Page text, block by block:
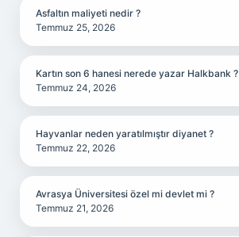
Asfaltın maliyeti nedir ?
Temmuz 25, 2026
Kartın son 6 hanesi nerede yazar Halkbank ?
Temmuz 24, 2026
Hayvanlar neden yaratılmıştır diyanet ?
Temmuz 22, 2026
Avrasya Üniversitesi özel mi devlet mi ?
Temmuz 21, 2026